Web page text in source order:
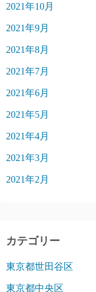
2021年10月
2021年9月
2021年8月
2021年7月
2021年6月
2021年5月
2021年4月
2021年3月
2021年2月
カテゴリー
東京都世田谷区
東京都中央区